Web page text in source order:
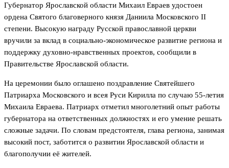
Губернатор Ярославской области Михаил Евраев удостоен
ордена Святого благоверного князя Даниила Московского II
степени. Высокую награду Русской православной церкви
вручили за вклад в социально-экономическое развитие региона и
поддержку духовно-нравственных проектов, сообщили в
Правительстве Ярославской области.
На церемонии было оглашено поздравление Святейшего
Патриарха Московского и всея Руси Кирилла по случаю 55-летия
Михаила Евраева. Патриарх отметил многолетний опыт работы
губернатора на ответственных должностях и его умение решать
сложные задачи. По словам предстоятеля, глава региона, занимая
высокий пост, заботится о развитии Ярославской области и
благополучии её жителей.